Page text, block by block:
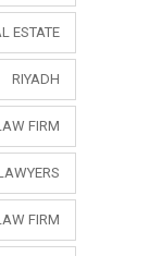
ESTATE
RIYADH
FIRM
FIRM